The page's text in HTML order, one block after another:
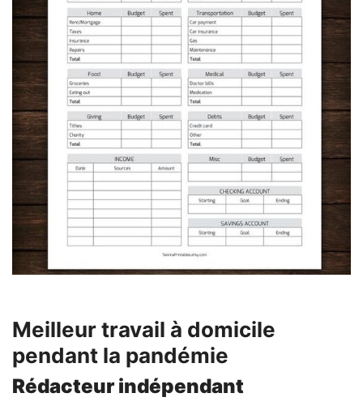
Meilleur travail à domicile
pendant la pandémie
Rédacteur indépendant